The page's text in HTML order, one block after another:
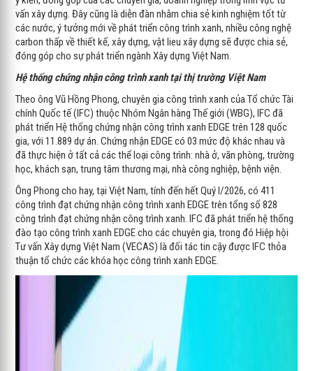
vấn xây dựng. Đây cũng là diễn đàn nhằm chia sẻ kinh nghiệm tốt từ
các nước, ý tưởng mới về phát triển công trình xanh, nhiều công nghệ
carbon thấp về thiết kế, xây dựng, vật lieu xây dựng sẽ được chia sẻ,
đóng góp cho sự phát triển ngành Xây dựng Việt Nam.
Hệ thống chứng nhận công trình xanh tại thị trường Việt Nam
Theo ông Vũ Hồng Phong, chuyên gia công trình xanh của Tổ chức Tài
chính Quốc tế (IFC) thuộc Nhóm Ngân hàng Thế giới (WBG), IFC đã
phát triển Hệ thống chứng nhận công trình xanh EDGE trên 128 quốc
gia, với 11.889 dự án. Chứng nhận EDGE có 03 mức độ khác nhau và
đã thực hiện ở tất cả các thể loại công trình: nhà ở, văn phòng, trường
học, khách sạn, trung tâm thương mại, nhà công nghiệp, bệnh viện.
Ông Phong cho hay, tại Việt Nam, tính đến hết Quý I/2026, có 411
công trình đạt chứng nhận công trình xanh EDGE trên tổng số 828
công trình đạt chứng nhận công trình xanh. IFC đã phát triển hệ thống
đào tạo công trình xanh EDGE cho các chuyên gia, trong đó Hiệp hội
Tư vấn Xây dựng Việt Nam (VECAS) là đối tác tin cậy được IFC thỏa
thuận tổ chức các khóa học công trình xanh EDGE.